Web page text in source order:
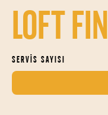
LOFT
SERVIS SAYISI